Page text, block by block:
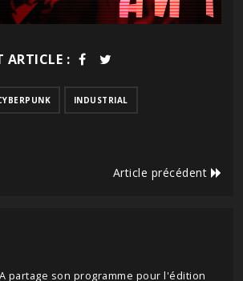
ARTICLE :
INDUSTRIAL
Article précédent
partage son programme pour l'édition